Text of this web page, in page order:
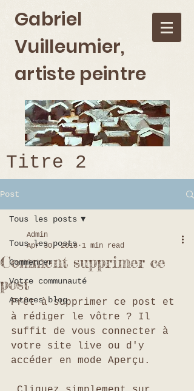
Gabriel
Vuilleumier,
artiste peintre
Titre 2
Post
Tous les posts
Commencer
Votre communauté
Astuces blog
Tous les posts
Comment supprimer ce
post
Admin
Apr 30, 2018 1 min read
Prêt à supprimer ce post et
à rédiger le vôtre ? Il
suffit de vous connecter à
votre site live ou d'y
accéder en mode Aperçu.